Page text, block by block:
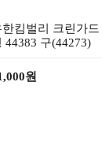
한킴벌리 크린가
44383 구(44273)
원